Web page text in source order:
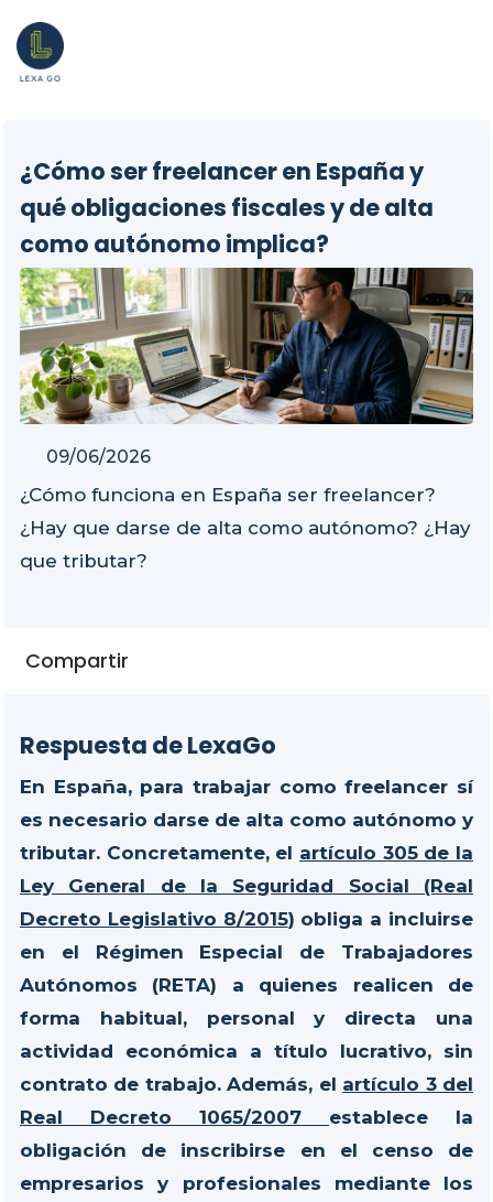
¿Cómo ser freelancer en España y
qué obligaciones fiscales y de alta
como autónomo implica?
09/06/2026
¿Cómo funciona en España ser freelancer?
¿Hay que darse de alta como autónomo? ¿Hay
que tributar?
Compartir
Respuesta de LexaGo
En España, para trabajar como freelancer sí
es necesario darse de alta como autónomo y
tributar. Concretamente, el artículo 305 de la
Ley General de la Seguridad Social (Real
Decreto Legislativo 8/2015) obliga a incluirse
en el Régimen Especial de Trabajadores
Autónomos (RETA) a quienes realicen de
forma habitual, personal y directa una
actividad económica a título lucrativo, sin
contrato de trabajo. Además, el artículo 3 del
Real Decreto 1065/2007 establece la
obligación de inscribirse en el censo de
empresarios y profesionales mediante los